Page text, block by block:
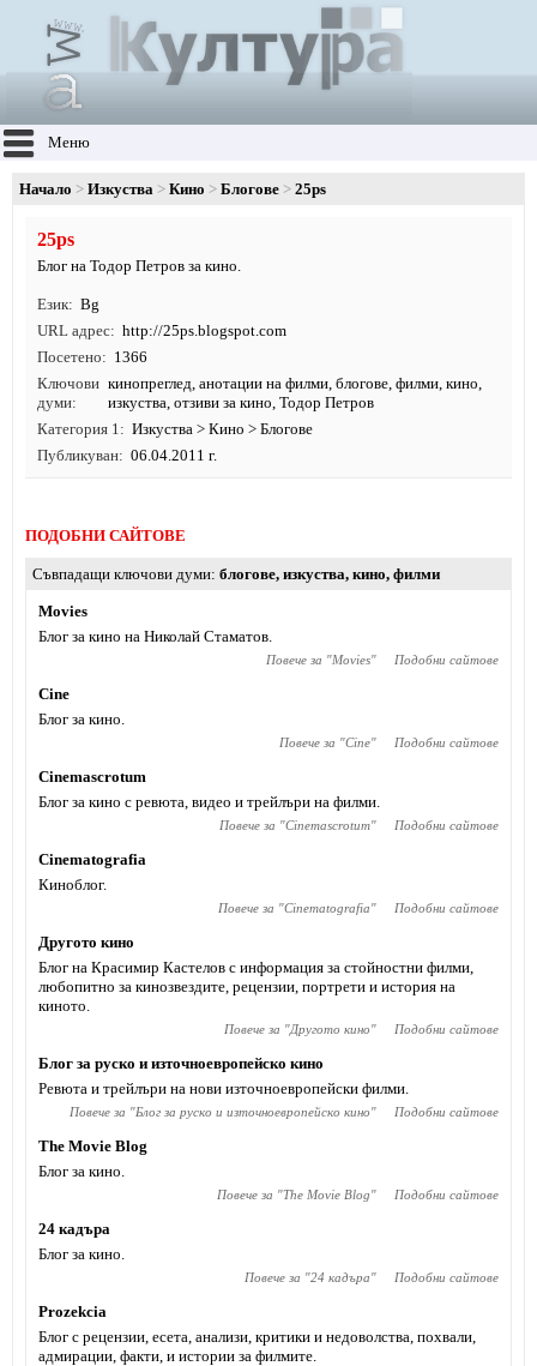
Меню
Начало Изкуства Кино Блогове 25ps
25ps
Блог на Тодор Петров за кино.
Език
Bg
URL адрес
http://25ps.blogspot.com
Посетено
1366
Ключови
думи
кинопреглед, анотации на филми, блогове, филми, кино,
изкуства, отзиви за кино, Тодор Петров
Категория 1
Изкуства > Кино > Блогове
Публикуван
06.04.2011 г.
ПОДОБНИ САЙТОВЕ
Съвпадащи ключови думи блогове, изкуства, кино, филми
Movies
Блог за кино на Николай Стаматов.
Повече за "Movies" Подобни сайтове
Cine
Блог за кино.
Повече за "Cine" Подобни сайтове
Cinemascrotum
Блог за кино с ревюта, видео и трейлъри на филми.
Повече за "Cinemascrotum" Подобни сайтове
Cinematografia
Киноблог.
Повече за "Cinematografia" Подобни сайтове
Другото кино
Блог на Красимир Кастелов с информация за стойностни филми,
любопитно за кинозвездите, рецензии, портрети и история на
киното.
Повече за "Другото кино" Подобни сайтове
Блог за руско и източноевропейско кино
Ревюта и трейлъри на нови източноевропейски филми.
Повече за "Блог за руско и източноевропейско кино" Подобни сайтове
The Movie Blog
Блог за кино.
Повече за "The Movie Blog" Подобни сайтове
24 кадъра
Блог за кино.
Повече за "24 кадъра" Подобни сайтове
Prozekcia
Блог с рецензии, есета, анализи, критики и недоволства, похвали,
адмирации, факти, и истории за филмите.